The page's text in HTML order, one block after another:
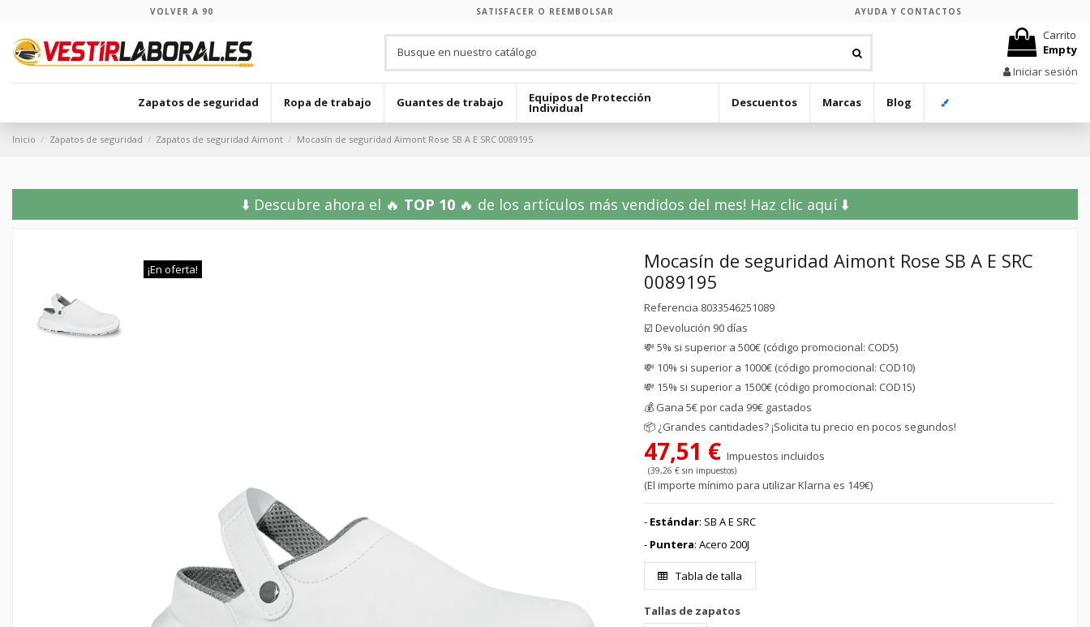
VOLVER A 90 SATISFACER O REEMBOLSAR AYUDA Y CONTACTOS
Carrito
Empty
Iniciar sesión
Zapatos de seguridad Ropa de trabajo Guantes de trabajo Equipos de Protección
Individual Descuentos Marcas Blog
Inicio Zapatos de seguridad Zapatos de seguridad Aimont Mocasín de seguridad Aimont Rose SB A E SRC 0089195
⬇️ Descubre ahora el 🔥 TOP 10🔥 de los artículos más vendidos del mes! Haz clic aquí ⬇️
¡En oferta!
Mocasín de seguridad Aimont Rose SB A E SRC
0089195
Referencia 8033546251089
☑️ Devolución 90 días
💸 5% si superior a 500€ (código promocional: COD5)
💸 10% si superior a 1000€ (código promocional: COD10)
💸 15% si superior a 1500€ (código promocional: COD15)
💰 Gana 5€ por cada 99€ gastados
📦 ¿Grandes cantidades? ¡Solicita tu precio en pocos segundos!
47,51 €Impuestos incluidos
(39,26 € sin impuestos)
(El importe mínimo para utilizar Klarna es 149€)
- Estándar: SB A E SRC
- Puntera: Acero 200J
Tabla de talla
Tallas de zapatos